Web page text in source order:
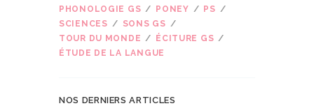
PHONOLOGIE GS
PONEY
PS
SCIENCES
SONS GS
TOUR DU MONDE
ÉCITURE GS
ÉTUDE DE LA LANGUE
NOS DERNIERS ARTICLES